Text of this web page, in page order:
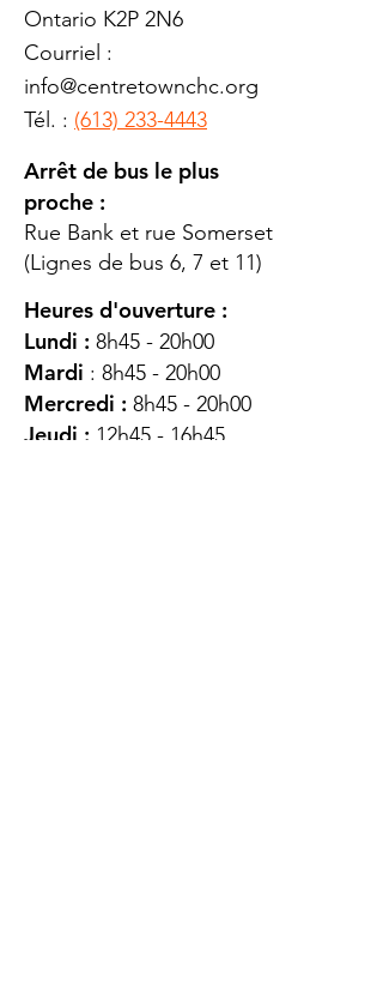
Ontario K2P 2N6
Courriel :
info@centretownchc.org
Tél. : (613) 233-4443
Arrêt de bus le plus
proche :
Rue Bank et rue Somerset
(Lignes de bus 6, 7 et 11)
Heures d'ouverture :
Lundi : 8h45 - 20h00
Mardi : 8h45 - 20h00
Mercredi : 8h45 - 20h00
Jeudi : 12h45 - 16h45